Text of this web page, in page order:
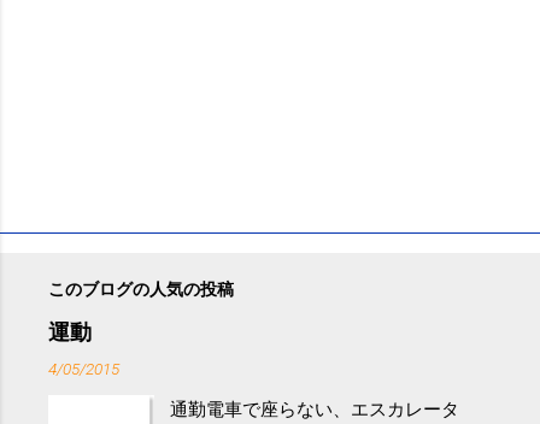
このブログの人気の投稿
運動
4/05/2015
通勤電車で座らない、エスカレータ